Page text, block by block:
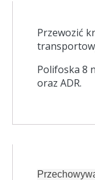
Przewozić
Polifoska 8
oraz ADR.